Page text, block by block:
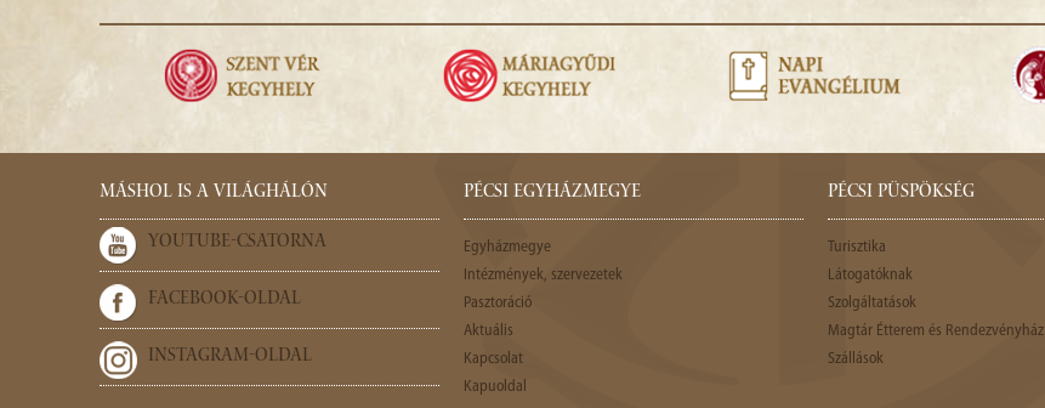
MÁSHOL IS A VILÁGHÁLÓN
YOUTUBE-CSATORNA
FACEBOOK-OLDAL
INSTAGRAM-OLDAL
PÉCSI EGYHÁZMEGYE
Egyházmegye
Intézmények, szervezetek
Pasztoráció
Aktuális
Kapcsolat
Kapuoldal
PÉCSI PÜSPÖKSÉG
Turisztika
Látogatóknak
Szolgáltatások
Magtár Étterem és Rendezvényház
Szállások